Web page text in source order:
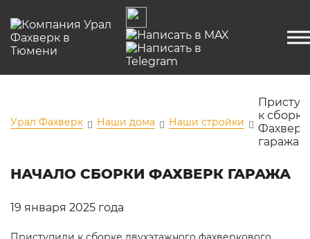
Урал Фахверк Наши дома Наши стройки
к сборке
Фахверк
гаража
НАЧАЛО СБОРКИ ФАХВЕРК ГАРАЖА
19 января 2025 года